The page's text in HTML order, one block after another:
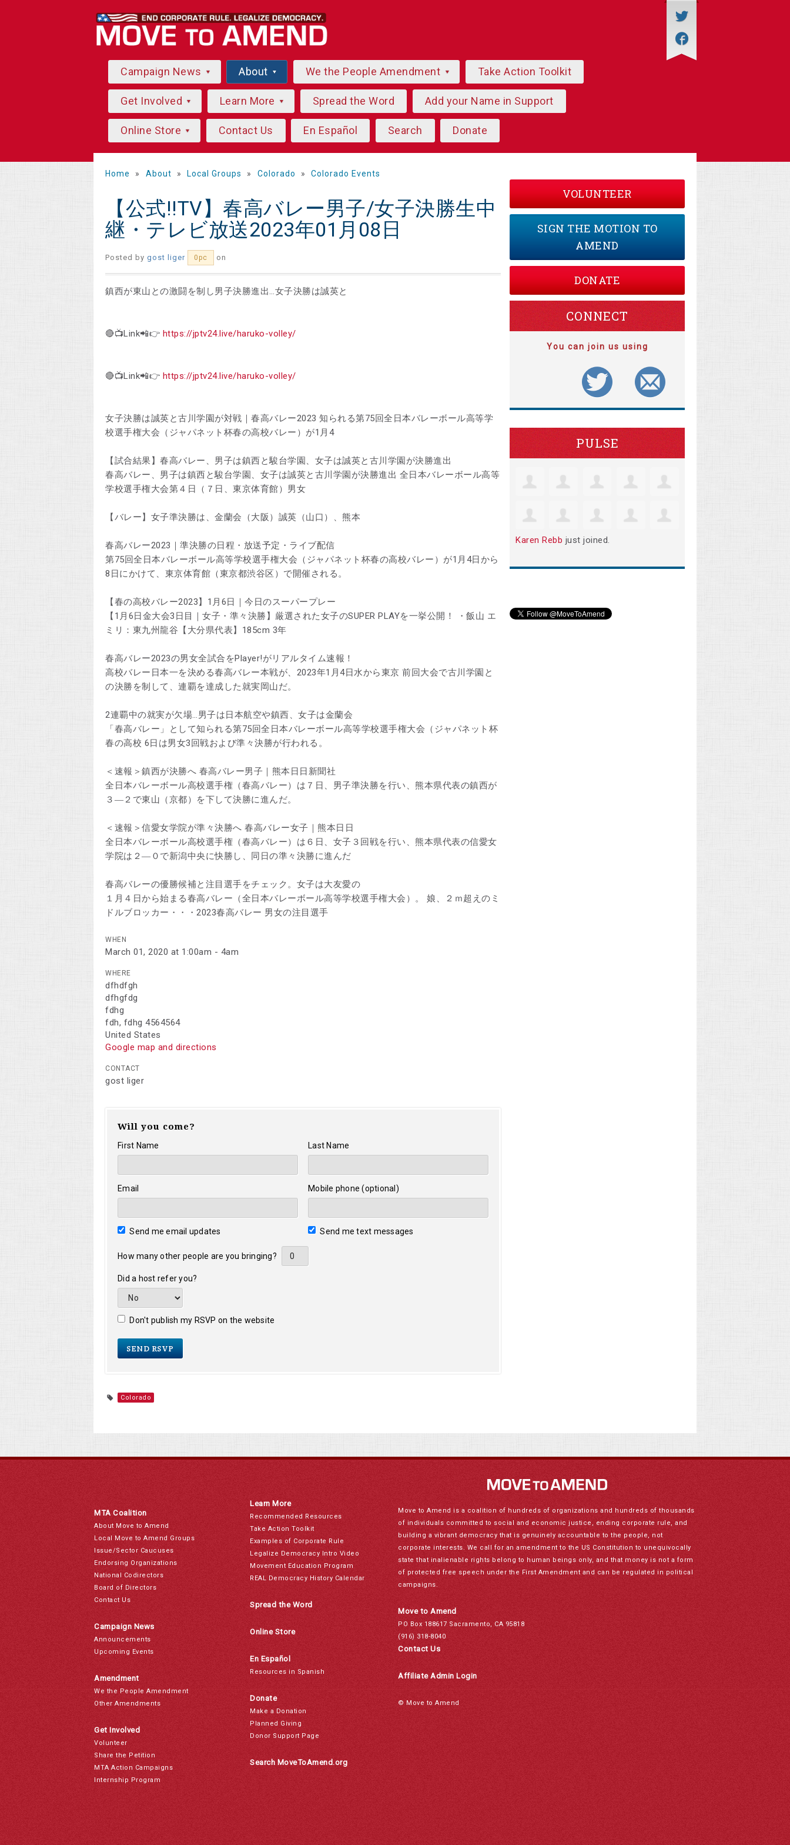
Campaign News About We the People Amendment Take Action Toolkit
Get Involved Learn More Spread the Word Add your Name in Support
Online Store Contact Us En Español Search Donate
Home » About » Local Groups » Colorado » Colorado Events
【公式!!TV】春高バレー男子/女子決勝生中
継・テレビ放送2023年01月08日
Posted by gost liger 0pc on
鎮西が東山との激闘を制し男子決勝進出…女子決勝は誠英と
🔴📺Link📲👉 https://jptv24.live/haruko-volley/
🔴📺Link📲👉 https://jptv24.live/haruko-volley/
女子決勝は誠英と古川学園が対戦｜春高バレー2023 知られる第75回全日本バレーボール高等学
校選手権大会（ジャパネット杯春の高校バレー）が1月4
【試合結果】春高バレー、男子は鎮西と駿台学園、女子は誠英と古川学園が決勝進出
春高バレー、男子は鎮西と駿台学園、女子は誠英と古川学園が決勝進出 全日本バレーボール高等
学校選手権大会第４日（７日、東京体育館）男女
【バレー】女子準決勝は、金蘭会（大阪）誠英（山口）、熊本
春高バレー2023｜準決勝の日程・放送予定・ライブ配信
第75回全日本バレーボール高等学校選手権大会（ジャパネット杯春の高校バレー）が1月4日から
8日にかけて、東京体育館（東京都渋谷区）で開催される。
【春の高校バレー2023】1月6日｜今日のスーパープレー
【1月6日金大会3日目｜女子・準々決勝】厳選された女子のSUPER PLAYを一挙公開！ ・飯山 エ
ミリ：東九州龍谷【大分県代表】185cm 3年
春高バレー2023の男女全試合をPlayer!がリアルタイム速報！
高校バレー日本一を決める春高バレー本戦が、2023年1月4日水から東京 前回大会で古川学園と
の決勝を制して、連覇を達成した就実岡山だ。
2連覇中の就実が欠場…男子は日本航空や鎮西、女子は金蘭会
「春高バレー」として知られる第75回全日本バレーボール高等学校選手権大会（ジャパネット杯
春の高校 6日は男女3回戦および準々決勝が行われる。
＜速報＞鎮西が決勝へ 春高バレー男子｜熊本日日新聞社
全日本バレーボール高校選手権（春高バレー）は７日、男子準決勝を行い、熊本県代表の鎮西が
３―２で東山（京都）を下して決勝に進んだ。
＜速報＞信愛女学院が準々決勝へ 春高バレー女子｜熊本日日
全日本バレーボール高校選手権（春高バレー）は６日、女子３回戦を行い、熊本県代表の信愛女
学院は２―０で新潟中央に快勝し、同日の準々決勝に進んだ
春高バレーの優勝候補と注目選手をチェック。女子は大友愛の
１月４日から始まる春高バレー（全日本バレーボール高等学校選手権大会）。 娘、２ｍ超えのミ
ドルブロッカー・・・2023春高バレー 男女の注目選手
WHEN
March 01, 2020 at 1:00am - 4am
WHERE
dfhdfgh
dfhgfdg
fdhg
fdh, fdhg 4564564
United States
Google map and directions
CONTACT
gost liger
Will you come?
First Name Last Name
Email Mobile phone (optional)
Send me email updates Send me text messages
How many other people are you bringing?
Did a host refer you?
Don't publish my RSVP on the website
Colorado
VOLUNTEER
SIGN THE MOTION TO
AMEND
DONATE
CONNECT
You can join us using
PULSE
Karen Rebb just joined.
MTA Coalition
About Move to Amend
Local Move to Amend Groups
Issue/Sector Caucuses
Endorsing Organizations
National Codirectors
Board of Directors
Contact Us
Campaign News
Announcements
Upcoming Events
Amendment
We the People Amendment
Other Amendments
Get Involved
Volunteer
Share the Petition
MTA Action Campaigns
Internship Program
Learn More
Recommended Resources
Take Action Toolkit
Examples of Corporate Rule
Legalize Democracy Intro Video
Movement Education Program
REAL Democracy History Calendar
Spread the Word
Online Store
En Español
Resources in Spanish
Donate
Make a Donation
Planned Giving
Donor Support Page
Search MoveToAmend.org
Move to Amend is a coalition of hundreds of organizations and hundreds of thousands
of individuals committed to social and economic justice, ending corporate rule, and
building a vibrant democracy that is genuinely accountable to the people, not
corporate interests. We call for an amendment to the US Constitution to unequivocally
state that inalienable rights belong to human beings only, and that money is not a form
of protected free speech under the First Amendment and can be regulated in political
campaigns.
Move to Amend
PO Box 188617 Sacramento, CA 95818
(916) 318-8040
Contact Us
Affiliate Admin Login
© Move to Amend